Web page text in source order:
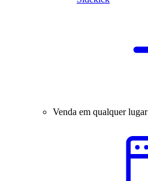
Venda em qualquer lugar